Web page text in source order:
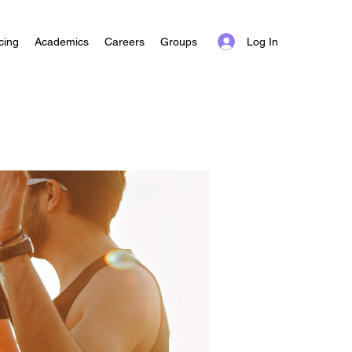
Academics Careers Groups Log In